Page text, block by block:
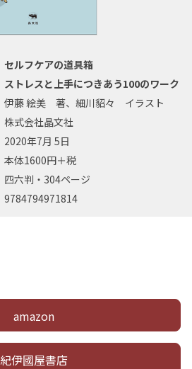
セルフケアの道具箱
ストレスと上手につきあう100のワーク
伊藤 絵美 著、細川貂々 イラスト
株式会社晶文社
2020年7月 5日
本体1600円＋税
四六判・304ページ
9784794971814
amazon
紀伊國屋書店